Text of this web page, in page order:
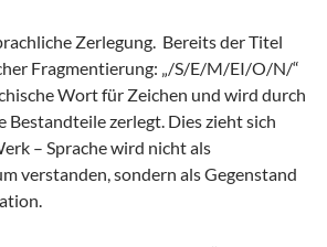
Zerlegung. Bereits der Titel
Fragmentierung: „/S/E/M/EI/O/N/“
Wort für Zeichen und wird durch
Bestandteile zerlegt. Dies zieht sich
– Sprache wird nicht als
verstanden, sondern als Gegenstand